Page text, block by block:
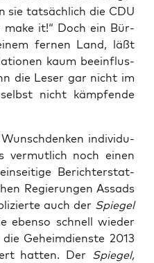
sie tat­säch­lich die CDU
make it!“ Doch ein Bür­
fer­nen Land, läßt
kaum beein­flus­
die Leser gar nicht im
nicht kämp­fen­de
indi­vi­du­
ver­mut­lich noch einen
Bericht­erstat­
Regie­run­gen Assads
auch der Spie­gel
eben­so schnell wie­der
Geheim­diens­te 2013
hat­ten. Der Spie­gel,